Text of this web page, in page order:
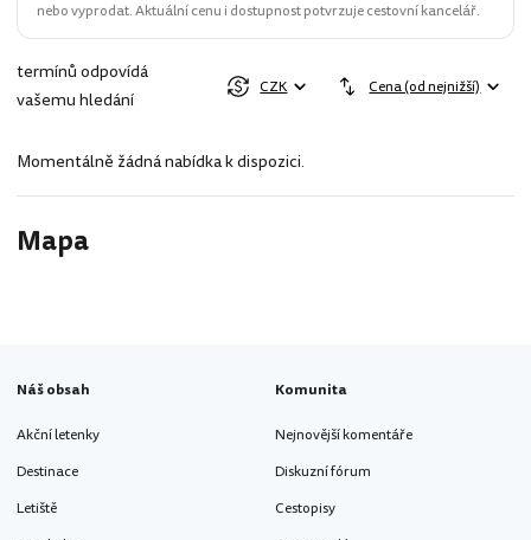
nebo vyprodat. Aktuální cenu i dostupnost potvrzuje cestovní kancelář.
termínů odpovídá
vašemu hledání
CZK Cena (od nejnižší)
Momentálně žádná nabídka k dispozici.
Mapa
Náš obsah
Akční letenky
Destinace
Letiště
Komunita
Nejnovější komentáře
Diskuzní fórum
Cestopisy